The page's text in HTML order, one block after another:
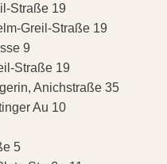
Straße 19
Greil-Straße 19
9
Straße 19
Anichstraße 35
Au 10
5